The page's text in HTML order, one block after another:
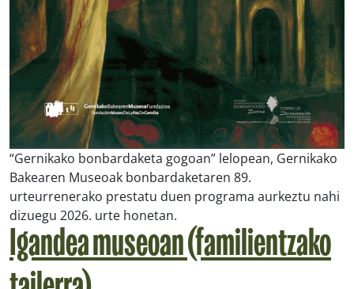
“Gernikako bonbardaketa gogoan” lelopean, Gernikako
Bakearen Museoak bonbardaketaren 89.
urteurrenerako prestatu duen programa aurkeztu nahi
dizuegu 2026. urte honetan.
Igandea museoan (familientzako